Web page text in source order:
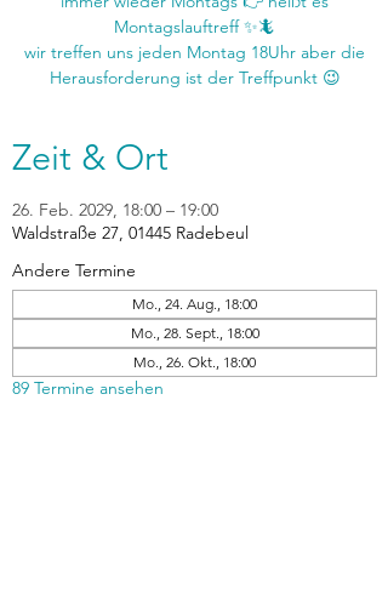
Montagslauftreff ✨🦎
wir treffen uns jeden Montag 18Uhr aber die
Zeit & Ort
26. Feb. 2029, 18:00 – 19:00
Waldstraße 27, 01445 Radebeul
Andere Termine
Mo., 24. Aug., 18:00
Mo., 28. Sept., 18:00
Mo., 26. Okt., 18:00
89 Termine ansehen